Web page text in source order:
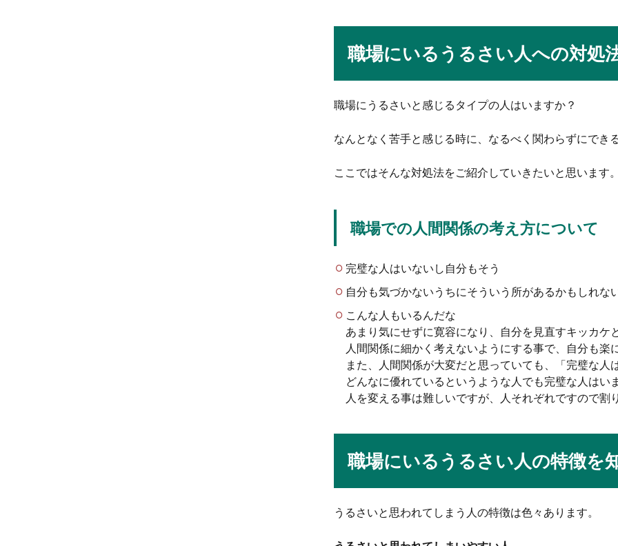
公務員（臨時職員など
バイト先の店長が怖いという
バスケのアップの方法
大学生の読書感想文の
大学生になっても読書感想文
職場にいるうるさい人への対処
職場にうるさいと感じるタイプの人はいますか？
なんとなく苦手と感じる時に、なるべく関わらずにでき
ここではそんな対処法をご紹介していきたいと思います。
職場での人間関係の考え方について
完璧な人はいないし自分もそう
自分も気づかないうちにそういう所があるかもしれな
こんな人もいるんだな
あまり気にせずに寛容になり、自分を見直すキッカケ
人間関係に細かく考えないようにする事で、自分も楽
また、人間関係が大変だと思っていても、「完璧な人
どんなに優れているというような人でも完璧な人はい
人を変える事は難しいですが、人それぞれですので割
職場にいるうるさい人の特徴を
うるさいと思われてしまう人の特徴は色々あります。